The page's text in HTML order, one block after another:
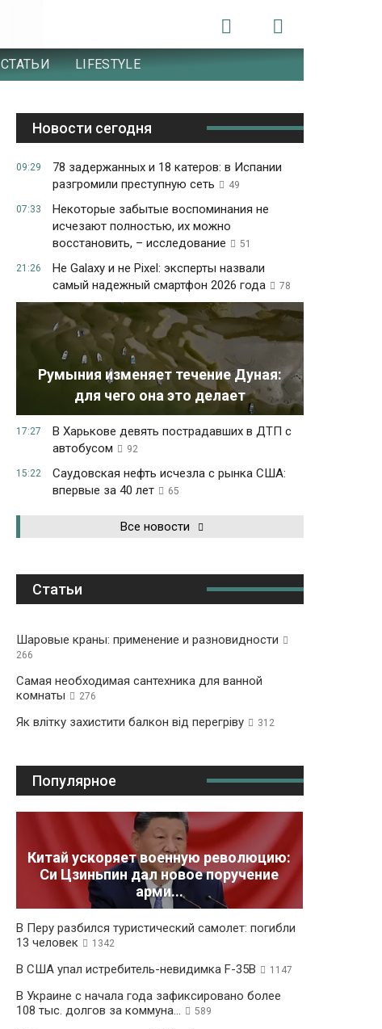
СТАТЬИ LIFESTYLE
Новости сегодня
09:29
78 задержанных и 18 катеров: в Испании
разгромили преступную сеть
49
07:33
Некоторые забытые воспоминания не
исчезают полностью, их можно
восстановить, – исследование
51
21:26
Не Galaxy и не Pixel: эксперты назвали
самый надежный смартфон 2026 года
78
Румыния изменяет течение Дуная:
для чего она это делает
17:27
В Харькове девять пострадавших в ДТП с
автобусом
92
15:22
Саудовская нефть исчезла с рынка США:
впервые за 40 лет
65
Все новости
Статьи
Шаровые краны: применение и разновидности
266
Самая необходимая сантехника для ванной
комнаты
276
Як влітку захистити балкон від перегріву 312
Популярное
Китай ускоряет военную революцию:
Си Цзиньпин дал новое поручение
арми...
В Перу разбился туристический самолет: погибли
13 человек
1342
В США упал истребитель-невидимка F-35B 1147
В Украине с начала года зафиксировано более
108 тыс. долгов за коммуна...
589